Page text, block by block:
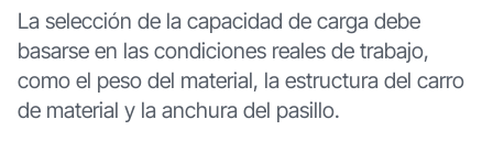
La selección de la capacidad de carga debe
basarse en las condiciones reales de trabajo,
como el peso del material, la estructura del carro
de material y la anchura del pasillo.